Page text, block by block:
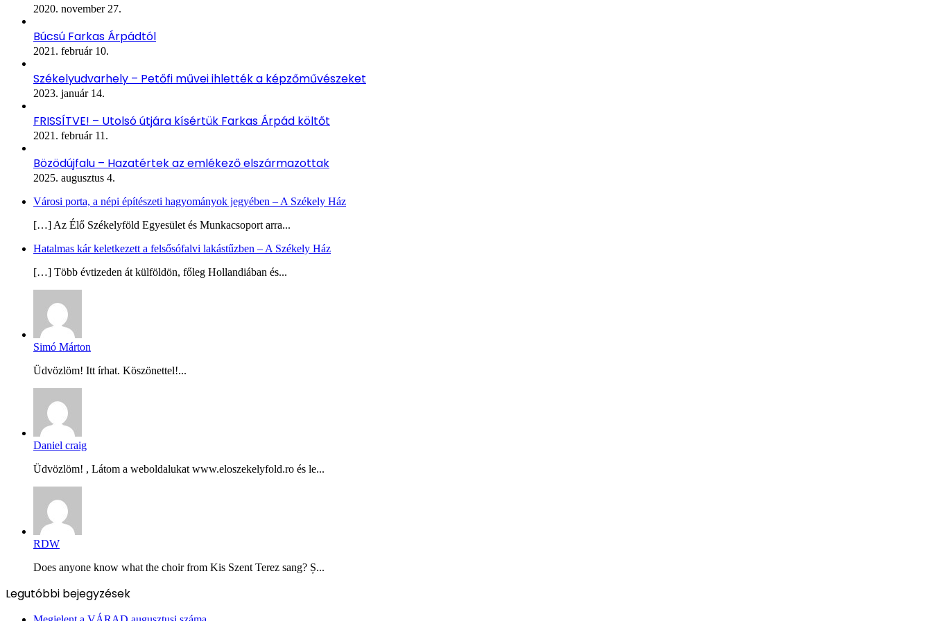
2020. november 27.
Búcsú Farkas Árpádtól
2021. február 10.
Székelyudvarhely – Petőfi művei ihlették a képzőművészeket
2023. január 14.
FRISSÍTVE! – Utolsó útjára kísértük Farkas Árpád költőt
2021. február 11.
Bözödújfalu – Hazatértek az emlékező elszármazottak
2025. augusztus 4.
Városi porta, a népi építészeti hagyományok jegyében – A Székely Ház
[…] Az Élő Székelyföld Egyesület és Munkacsoport arra...
Hatalmas kár keletkezett a felsősófalvi lakástűzben – A Székely Ház
[…] Több évtizeden át külföldön, főleg Hollandiában és...
Simó Márton
Üdvözlöm! Itt írhat. Köszönettel!...
Daniel craig
Üdvözlöm! , Látom a weboldalukat www.eloszekelyfold.ro és le...
RDW
Does anyone know what the choir from Kis Szent Terez sang? Ș...
Legutóbbi bejegyzések